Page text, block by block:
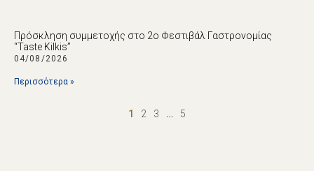
Πρόσκληση συμμετοχής στο 2ο Φεστιβάλ Γαστρονομίας
“Taste Kilkis”
04/08/2026
Περισσότερα »
1 2 3 … 5